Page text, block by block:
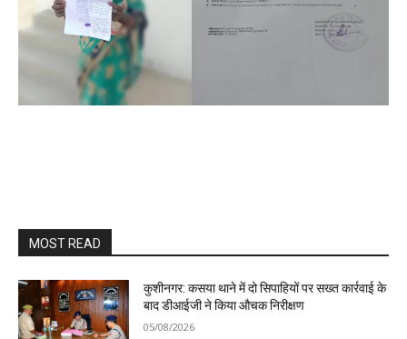
MOST READ
कुशीनगर: कसया थाने में दो सिपाहियों पर सख्त कार्रवाई के
बाद डीआईजी ने किया औचक निरीक्षण
05/08/2026